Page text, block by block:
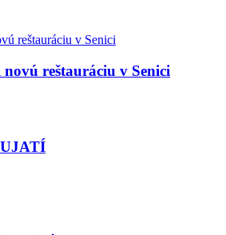
reštauráciu v Senici